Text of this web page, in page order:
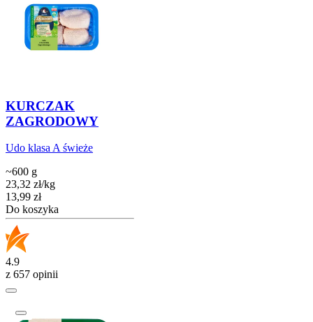
KURCZAK
ZAGRODOWY
Udo klasa A świeże
~600 g
23,32 zł/kg
Cena
13,99 zł
Do koszyka
4.9
z 657 opinii